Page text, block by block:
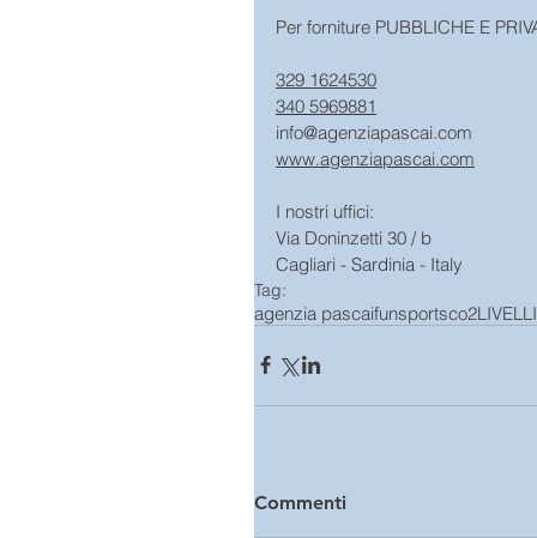
Per forniture PUBBLICHE E
329 1624530
340 5969881
info@agenziapascai.com
www.agenziapascai.com
I nostri uffici:
Via Doninzetti 30 / b
Cagliari - Sardinia - Italy
Tag:
agenzia pascaifunsportsco2
Commenti